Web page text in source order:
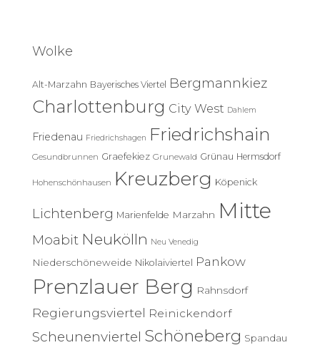
n
a
c
:
Wolke
Alt-Marzahn Bayerisches Viertel Bergmannkiez
Charlottenburg City West Dahlem
Friedenau Friedrichshagen Friedrichshain
Gesundbrunnen Graefekiez Grunewald Grünau Hermsdorf
Hohenschönhausen Kreuzberg Köpenick
Lichtenberg Marienfelde Marzahn Mitte
Moabit Neukölln Neu Venedig
Niederschöneweide Nikolaiviertel Pankow
Prenzlauer Berg Rahnsdorf
Regierungsviertel Reinickendorf
Scheunenviertel Schöneberg Spandau